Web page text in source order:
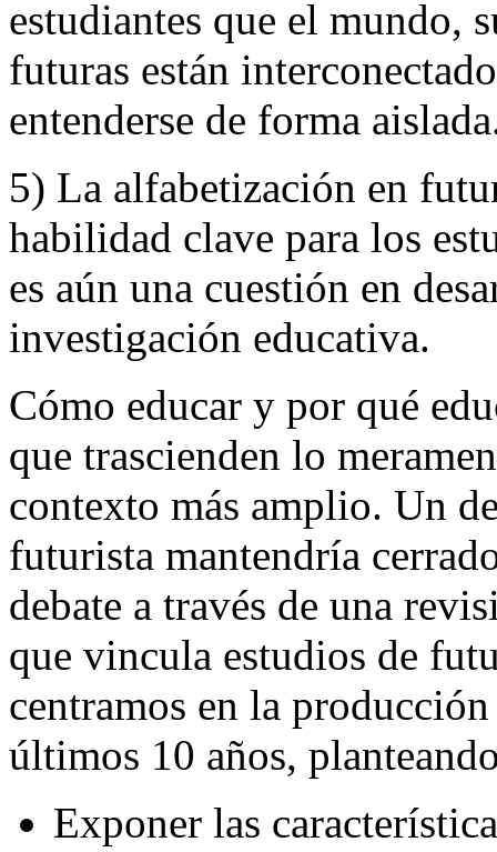
estudiantes que el mundo,
futuras están
entenderse de forma
5) La alfabetización en
habilidad clave para los
es aún una cuestión en
investigación educativa.
Cómo educar y por qué
que trascienden lo
contexto más amplio. Un
futurista mantendría
debate a través de una
que vincula estudios de
centramos en la
últimos 10 años,
Exponer las